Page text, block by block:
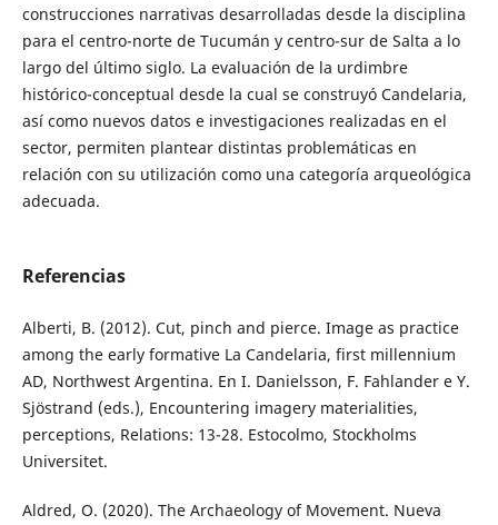
construcciones narrativas desarrolladas desde la disciplina
para el centro-norte de Tucumán y centro-sur de Salta a lo
largo del último siglo. La evaluación de la urdimbre
histórico-conceptual desde la cual se construyó Candelaria,
así como nuevos datos e investigaciones realizadas en el
sector, permiten plantear distintas problemáticas en
relación con su utilización como una categoría arqueológica
adecuada.
Referencias
Alberti, B. (2012). Cut, pinch and pierce. Image as practice
among the early formative La Candelaria, first millennium
AD, Northwest Argentina. En I. Danielsson, F. Fahlander e Y.
Sjöstrand (eds.), Encountering imagery materialities,
perceptions, Relations: 13-28. Estocolmo, Stockholms
Universitet.
Aldred, O. (2020). The Archaeology of Movement. Nueva